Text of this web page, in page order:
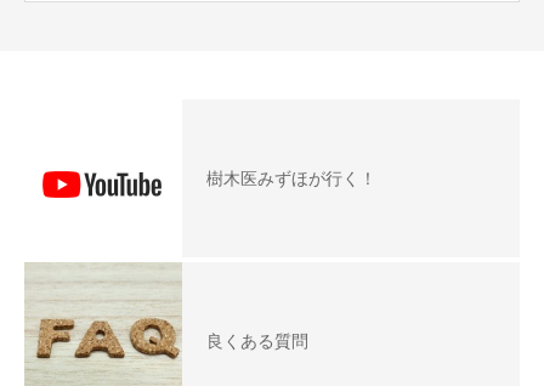
樹木医みずほが行く！
良くある質問